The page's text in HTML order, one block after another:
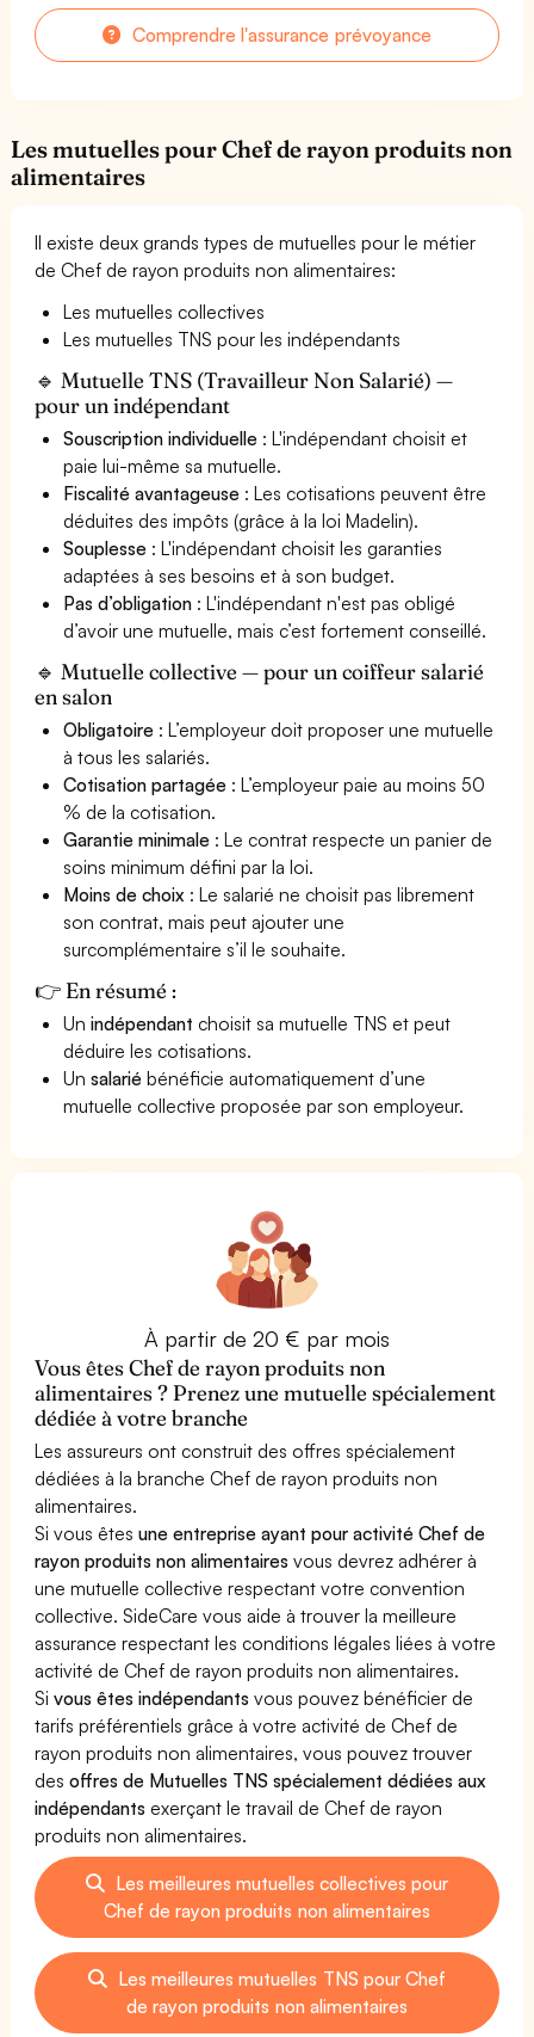
Comprendre l'assurance prévoyance
Les mutuelles pour Chef de rayon produits non
alimentaires
Il existe deux grands types de mutuelles pour le métier
de Chef de rayon produits non alimentaires:
Les mutuelles collectives
Les mutuelles TNS pour les indépendants
🔹 Mutuelle TNS (Travailleur Non Salarié) —
pour un indépendant
Souscription individuelle : L'indépendant choisit et
paie lui-même sa mutuelle.
Fiscalité avantageuse : Les cotisations peuvent être
déduites des impôts (grâce à la loi Madelin).
Souplesse : L'indépendant choisit les garanties
adaptées à ses besoins et à son budget.
Pas d’obligation : L'indépendant n'est pas obligé
d’avoir une mutuelle, mais c’est fortement conseillé.
🔹 Mutuelle collective — pour un coiffeur salarié
en salon
Obligatoire : L’employeur doit proposer une mutuelle
à tous les salariés.
Cotisation partagée : L’employeur paie au moins 50
% de la cotisation.
Garantie minimale : Le contrat respecte un panier de
soins minimum défini par la loi.
Moins de choix : Le salarié ne choisit pas librement
son contrat, mais peut ajouter une
surcomplémentaire s’il le souhaite.
👉 En résumé :
Unindépendant choisit sa mutuelle TNS et peut
déduire les cotisations.
Unsalarié bénéficie automatiquement d’une
mutuelle collective proposée par son employeur.
À partir de 20 € par mois
Vous êtes Chef de rayon produits non
alimentaires ? Prenez une mutuelle spécialement
dédiée à votre branche
Les assureurs ont construit des offres spécialement
dédiées à la branche Chef de rayon produits non
alimentaires.
Si vous êtesune entreprise ayant pour activité Chef de
rayon produits non alimentaires vous devrez adhérer à
une mutuelle collective respectant votre convention
collective. SideCare vous aide à trouver la meilleure
assurance respectant les conditions légales liées à votre
activité de Chef de rayon produits non alimentaires.
Sivous êtes indépendants vous pouvez bénéficier de
tarifs préférentiels grâce à votre activité de Chef de
rayon produits non alimentaires, vous pouvez trouver
desoffres de Mutuelles TNS spécialement dédiées aux
indépendants exerçant le travail de Chef de rayon
produits non alimentaires.
Les meilleures mutuelles collectives pour
Chef de rayon produits non alimentaires
Les meilleures mutuelles TNS pour Chef
de rayon produits non alimentaires